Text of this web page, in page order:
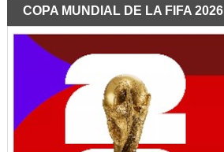
COPA MUNDIAL DE LA FIFA 2026